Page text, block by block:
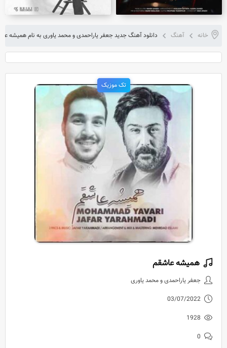
خانه آهنگ دانلود آهنگ جدید جعفر یاراحمدی و محمد یاوری به نام همیشه
تک موزیک
دانلود آهنگ جدید جعفر
همیشه عاشقم
جعفر یاراحمدی و محمد یاوری
03/07/2022
1928
0